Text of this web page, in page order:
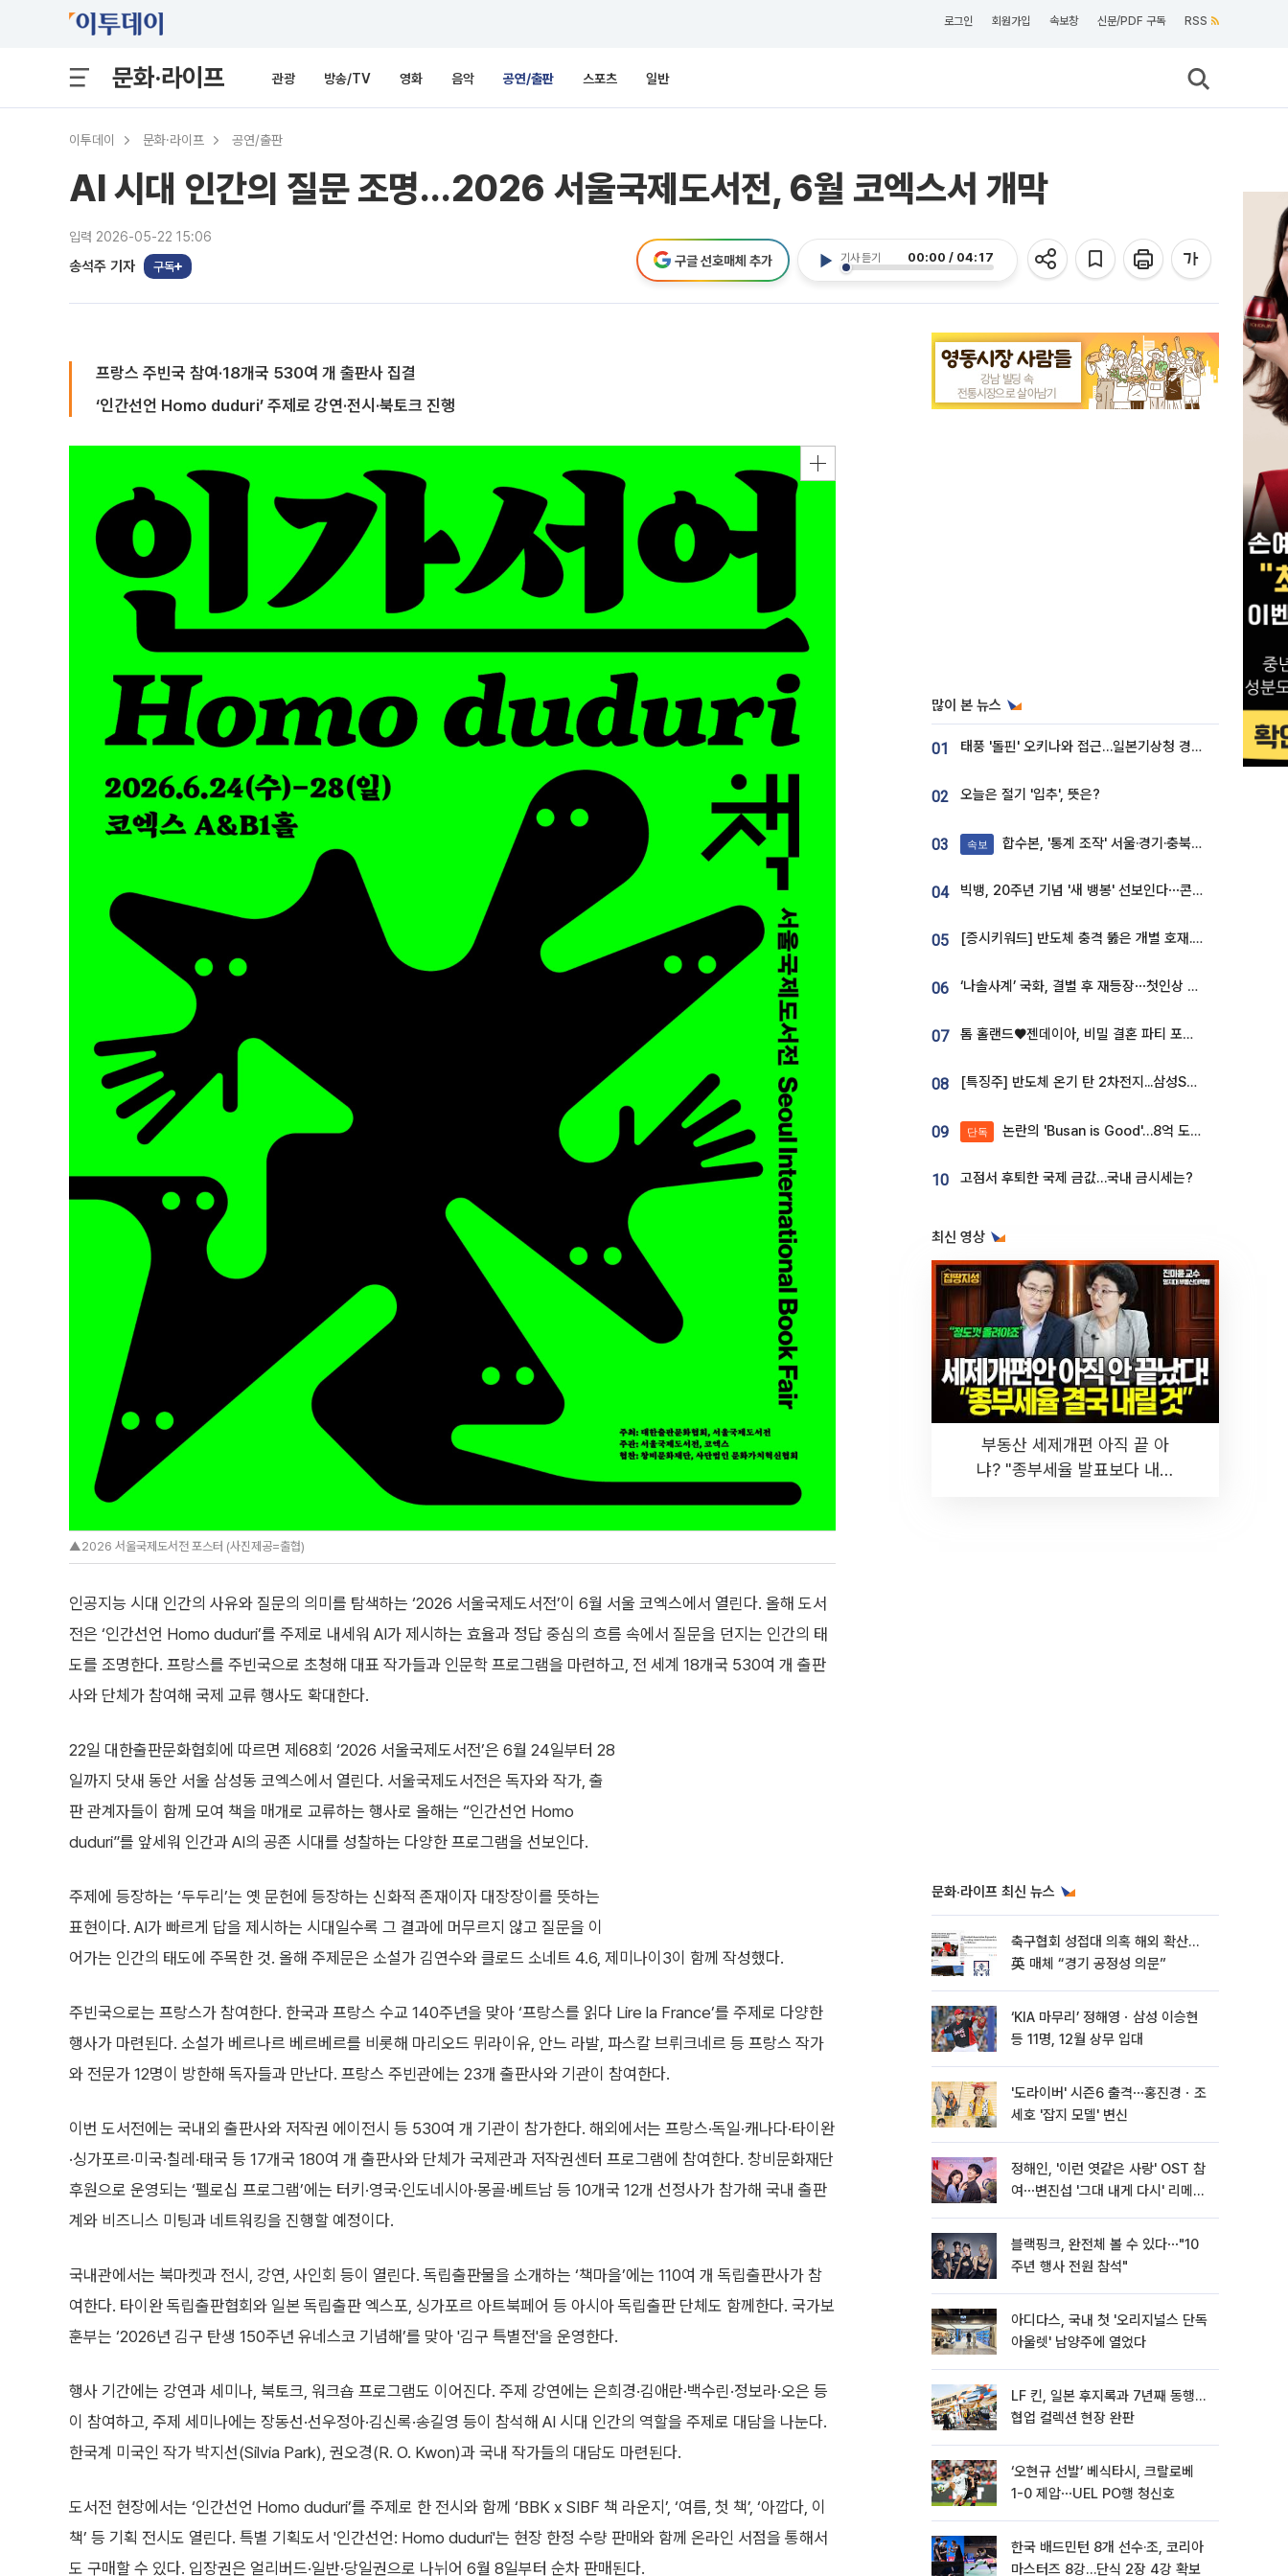
로그인 회원가입 속보창 신문/PDF 구독 RSS
문화·라이프 관광 방송/TV 영화 음악 공연/출판 스포츠 일반
이투데이 문화·라이프 공연/출판
AI 시대 인간의 질문 조명…2026 서울국제도서전, 6월 코엑스서 개막
입력 2026-05-22 15:06
송석주 기자 구독
기사 듣기 00:00 / 04:17
구글 선호매체 추가
프랑스 주빈국 참여·18개국 530여 개 출판사 집결
‘인간선언 Homo duduri’ 주제로 강연·전시·북토크 진행
▲2026 서울국제도서전 포스터 (사진제공=출협)
인공지능 시대 인간의 사유와 질문의 의미를 탐색하는 ‘2026 서울국제도서전’이 6월 서울 코엑스에서 열린다. 올해 도서
전은 ‘인간선언 Homo duduri’를 주제로 내세워 AI가 제시하는 효율과 정답 중심의 흐름 속에서 질문을 던지는 인간의 태
도를 조명한다. 프랑스를 주빈국으로 초청해 대표 작가들과 인문학 프로그램을 마련하고, 전 세계 18개국 530여 개 출판
사와 단체가 참여해 국제 교류 행사도 확대한다.
22일 대한출판문화협회에 따르면 제68회 ‘2026 서울국제도서전’은 6월 24일부터 28
일까지 닷새 동안 서울 삼성동 코엑스에서 열린다. 서울국제도서전은 독자와 작가, 출
판 관계자들이 함께 모여 책을 매개로 교류하는 행사로 올해는 “인간선언 Homo
duduri”를 앞세워 인간과 AI의 공존 시대를 성찰하는 다양한 프로그램을 선보인다.
주제에 등장하는 ‘두두리’는 옛 문헌에 등장하는 신화적 존재이자 대장장이를 뜻하는
표현이다. AI가 빠르게 답을 제시하는 시대일수록 그 결과에 머무르지 않고 질문을 이
어가는 인간의 태도에 주목한 것. 올해 주제문은 소설가 김연수와 클로드 소네트 4.6, 제미나이3이 함께 작성했다.
주빈국으로는 프랑스가 참여한다. 한국과 프랑스 수교 140주년을 맞아 ‘프랑스를 읽다 Lire la France’를 주제로 다양한
행사가 마련된다. 소설가 베르나르 베르베르를 비롯해 마리오드 뮈라이유, 안느 라발, 파스칼 브뤼크네르 등 프랑스 작가
와 전문가 12명이 방한해 독자들과 만난다. 프랑스 주빈관에는 23개 출판사와 기관이 참여한다.
이번 도서전에는 국내외 출판사와 저작권 에이전시 등 530여 개 기관이 참가한다. 해외에서는 프랑스·독일·캐나다·타이완
·싱가포르·미국·칠레·태국 등 17개국 180여 개 출판사와 단체가 국제관과 저작권센터 프로그램에 참여한다. 창비문화재단
후원으로 운영되는 ‘펠로십 프로그램’에는 터키·영국·인도네시아·몽골·베트남 등 10개국 12개 선정사가 참가해 국내 출판
계와 비즈니스 미팅과 네트워킹을 진행할 예정이다.
국내관에서는 북마켓과 전시, 강연, 사인회 등이 열린다. 독립출판물을 소개하는 ‘책마을’에는 110여 개 독립출판사가 참
여한다. 타이완 독립출판협회와 일본 독립출판 엑스포, 싱가포르 아트북페어 등 아시아 독립출판 단체도 함께한다. 국가보
훈부는 ‘2026년 김구 탄생 150주년 유네스코 기념해’를 맞아 '김구 특별전'을 운영한다.
행사 기간에는 강연과 세미나, 북토크, 워크숍 프로그램도 이어진다. 주제 강연에는 은희경·김애란·백수린·정보라·오은 등
이 참여하고, 주제 세미나에는 장동선·선우정아·김신록·송길영 등이 참석해 AI 시대 인간의 역할을 주제로 대담을 나눈다.
한국계 미국인 작가 박지선(Silvia Park), 권오경(R. O. Kwon)과 국내 작가들의 대담도 마련된다.
도서전 현장에서는 ‘인간선언 Homo duduri’를 주제로 한 전시와 함께 ‘BBK x SIBF 책 라운지’, ‘여름, 첫 책’, ‘아깝다, 이
책’ 등 기획 전시도 열린다. 특별 기획도서 '인간선언: Homo duduri'는 현장 한정 수량 판매와 함께 온라인 서점을 통해서
도 구매할 수 있다. 입장권은 얼리버드·일반·당일권으로 나뉘어 6월 8일부터 순차 판매된다.
많이 본 뉴스
01 태풍 '돌핀' 오키나와 접근…일본기상청 경로 업데이트
02 오늘은 절기 '입추', 뜻은?
03 속보 합수본, '통계 조작' 서울·경기·충북 선관위 등 추가 압수수색
04 빅뱅, 20주년 기념 '새 뱅봉' 선보인다⋯콘서트 앞두고 팝업 개최
05 [증시키워드] 반도체 충격 뚫은 개별 호재...포스코퓨처엠·에코프로·한화솔루션 '눈길'
06 ‘나솔사계’ 국화, 결별 후 재등장⋯첫인상 투표 휩쓸고 ‘인기녀’ 등극
07 톰 홀랜드♥젠데이아, 비밀 결혼 파티 포착⋯호텔 대관비만 9억
08 [특징주] 반도체 온기 탄 2차전지...삼성SDI, 장 초반 7% 넘게 껑충
09 단독 논란의 'Busan is Good'…8억 도시브랜드, 용산 대통령실 CI 업체가 수행
10 고점서 후퇴한 국제 금값…국내 금시세는?
최신 영상
부동산 세제개편 아직 끝 아
냐? "종부세율 발표보다 내릴
문화·라이프 최신 뉴스
축구협회 성접대 의혹 해외 확산…
英 매체 “경기 공정성 의문”
‘KIA 마무리’ 정해영ㆍ삼성 이승현
등 11명, 12월 상무 입대
'도라이버' 시즌6 출격⋯홍진경ㆍ조
세호 '잡지 모델' 변신
정해인, '이런 엿같은 사랑' OST 참
여⋯변진섭 '그대 내게 다시' 리메이
블랙핑크, 완전체 볼 수 있다⋯"10
주년 행사 전원 참석"
아디다스, 국내 첫 '오리지널스 단독
아울렛' 남양주에 열었다
LF 킨, 일본 후지록과 7년째 동행…
협업 컬렉션 현장 완판
‘오현규 선발’ 베식타시, 크랄로베
1-0 제압⋯UEL PO행 청신호
한국 배드민턴 8개 선수·조, 코리아
마스터즈 8강…단식 2장 4강 확보